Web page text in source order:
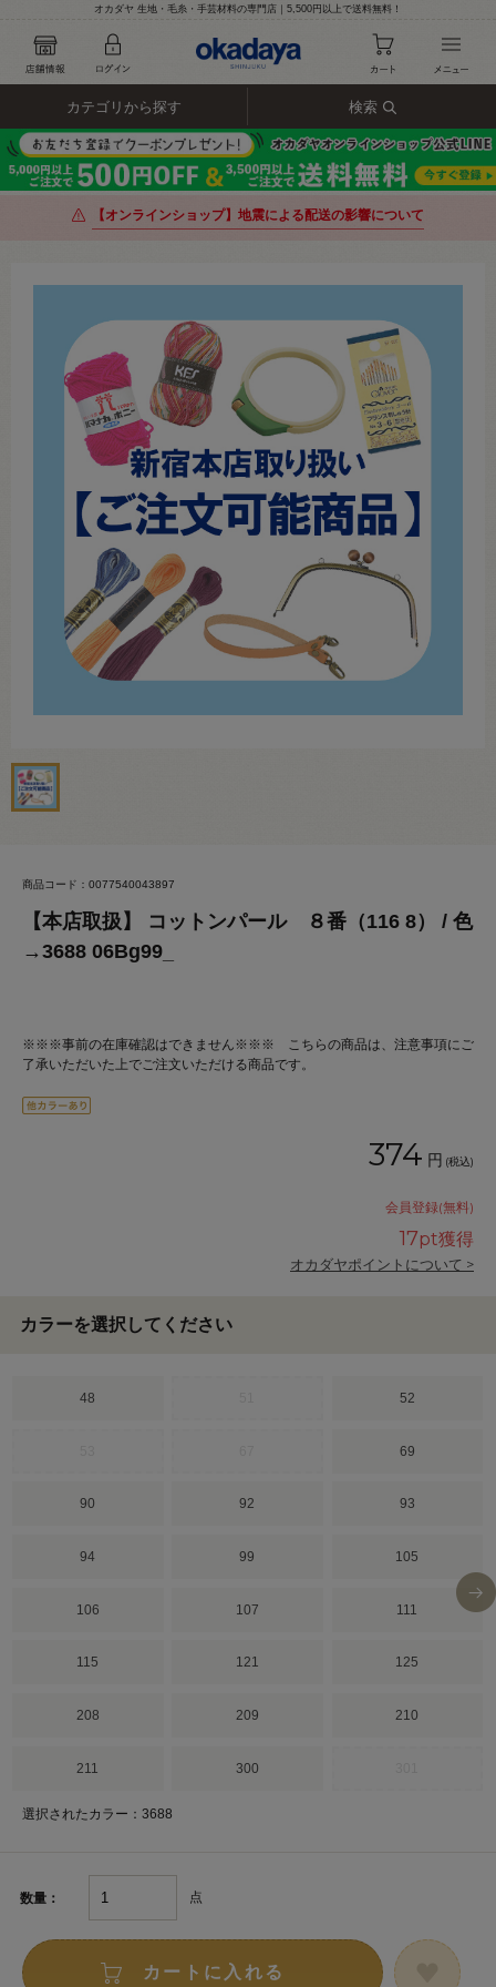
オカダヤ 生地・毛糸・手芸材料の専門店｜5,500円以上で送料無料！
カテゴリから探す 検索
【オンラインショップ】地震による配送の影響について
商品コード：0077540043897
【本店取扱】 コットンパール ８番（116 8） / 色
→3688 06Bg99_
※※※事前の在庫確認はできません※※※ こちらの商品は、注意事項にご
了承いただいた上でご注文いただける商品です。
374 円 (税込)
会員登録(無料)
17pt獲得
オカダヤポイントについて >
カラーを選択してください
48 52
69
90 92 93
94 99 105
106 107 111
115 121 125
208 209 210
211 300
選択されたカラー：3688
数量： 点
カートに入れる